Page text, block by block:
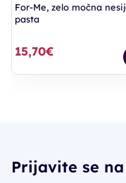
For-Me, zelo močna
pasta
15,70€
Prijavite se